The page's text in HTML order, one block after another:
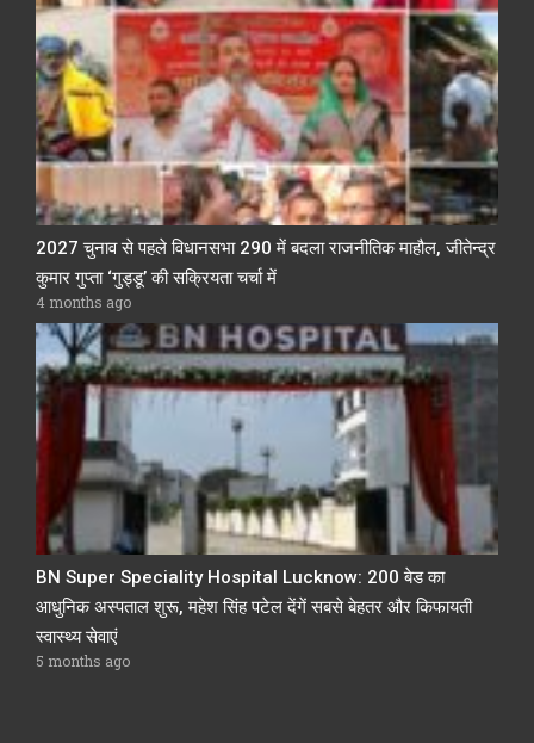
2027 चुनाव से पहले विधानसभा 290 में बदला राजनीतिक माहौल, जीतेन्द्र
कुमार गुप्ता ‘गुड्डू’ की सक्रियता चर्चा में
4 months ago
BN Super Speciality Hospital Lucknow: 200 बेड का
आधुनिक अस्पताल शुरू, महेश सिंह पटेल देंगें सबसे बेहतर और किफायती
स्वास्थ्य सेवाएं
5 months ago